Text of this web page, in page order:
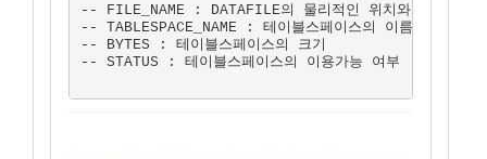
-- FILE_NAME : DATAFILE의 물리적인 위치와 파일명
-- TABLESPACE_NAME : 테이블스페이스의 이름
-- BYTES : 테이블스페이스의 크기
-- STATUS : 테이블스페이스의 이용가능 여부